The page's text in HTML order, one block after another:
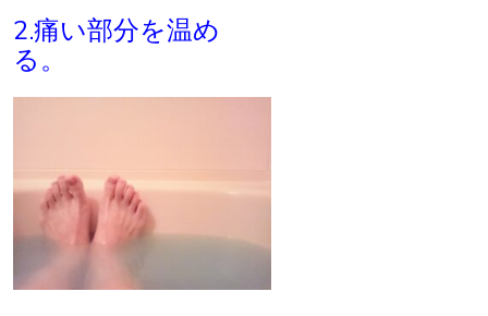
2.痛い部分を温め
る。